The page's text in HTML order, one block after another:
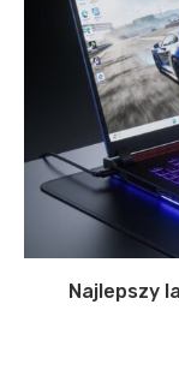
Najlepszy